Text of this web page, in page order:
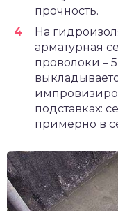
прочность.
На
арматурная
проволоки –
подставках:
примерно в